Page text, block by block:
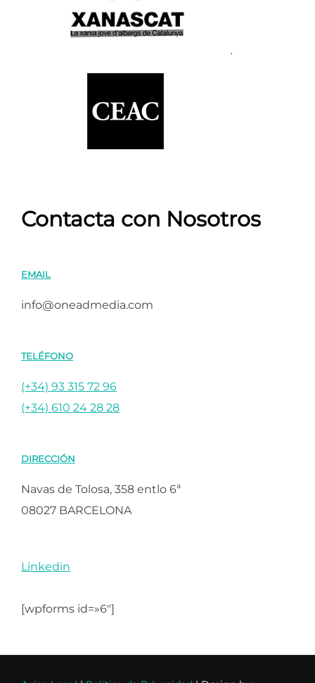
Contacta con Nosotros
EMAIL
info@oneadmedia.com
TELÉFONO
(+34) 93 315 72 96
(+34) 610 24 28 28
DIRECCIÓN
Navas de Tolosa, 358 entlo 6ª
08027 BARCELONA
Linkedin
[wpforms id=»6″]